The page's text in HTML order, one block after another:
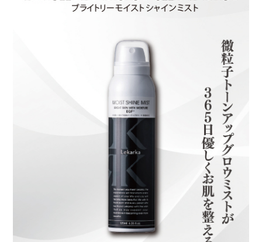
ミストは呼び水になって余計に乾燥しそうで利
用してませんでしたが、とても微細なミスト
で、ちょうど良い香りで、仕事の合間の気持ち
のリセットにも、お肌にも労われるリピート品